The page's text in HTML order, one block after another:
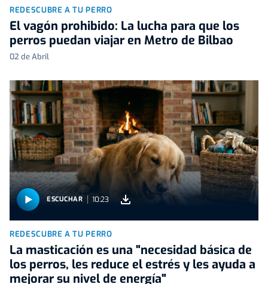
REDESCUBRE A TU PERRO
El vagón prohibido: La lucha para que los
perros puedan viajar en Metro de Bilbao
02 de Abril
ESCUCHAR 10:23
REDESCUBRE A TU PERRO
La masticación es una "necesidad básica de
los perros, les reduce el estrés y les ayuda a
mejorar su nivel de energía"